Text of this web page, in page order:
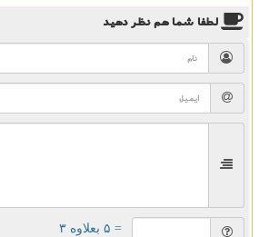
لطفا شما همنظر دهید
= ۵ بعلاوه ۳